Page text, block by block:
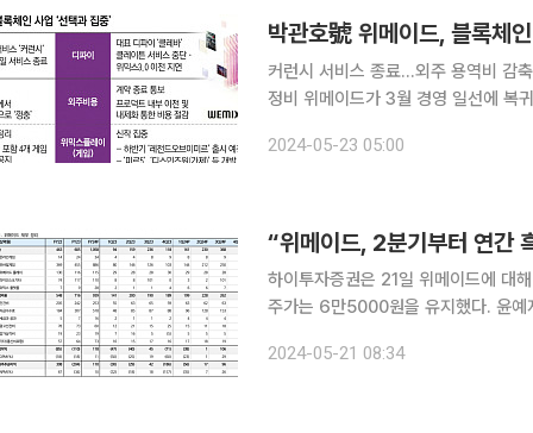
커런시 서비스 종료…외주 용역비 감
정비 위메이드가 3월 경영 일선에 복귀한 박관호 회장 체제에서 블록체인 사업 방향을 급선회하고
2024-05-23 05:00
“위메이드, 2분기부터 연간
하이투자증권은 21일 위메이드에 대
주가는 6만5000원을 유지했다. 윤예지 하이투자증권 연구원은 “위메이드는 미르의 전설 IP의 중
라며 “중국에서 직접 발생하는 매출
2024-05-21 08:34